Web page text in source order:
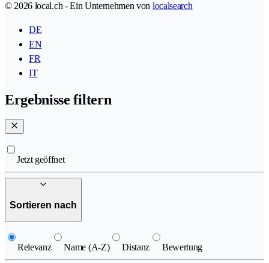
© 2026 local.ch - Ein Unternehmen von localsearch
DE
EN
FR
IT
Ergebnisse filtern
Jetzt geöffnet
Sortieren nach
Relevanz Name (A-Z) Distanz Bewertung